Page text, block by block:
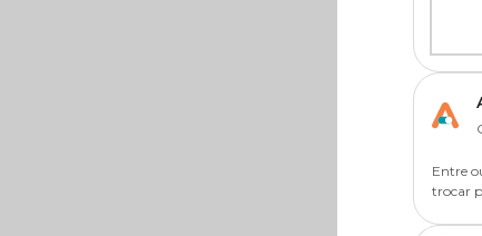
Entre
trocar